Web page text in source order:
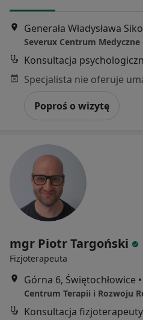
Severux Centrum Medyczne
Konsultacja
Poproś o wizytę
mgr Piotr Targoński
Fizjoterapeuta
Górna 6, Świętochłowice •
Centrum Terapii i Rozwoju
Konsultacja